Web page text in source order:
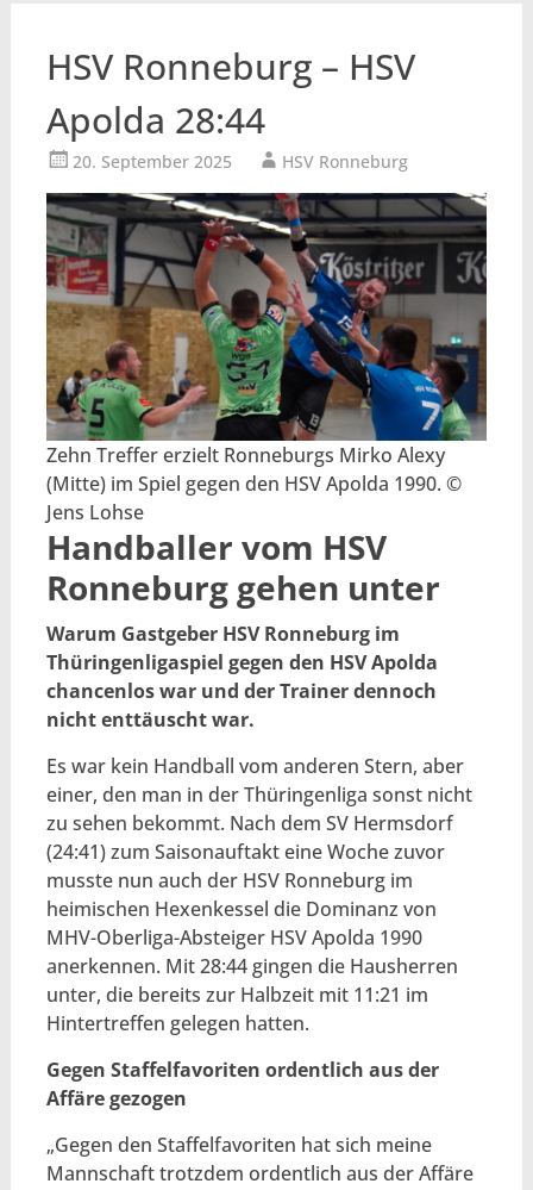
HSV Ronneburg – HSV
Apolda 28:44
20. September 2025 HSV Ronneburg
Zehn Treffer erzielt Ronneburgs Mirko Alexy
(Mitte) im Spiel gegen den HSV Apolda 1990. ©
Jens Lohse
Handballer vom HSV
Ronneburg gehen unter
Warum Gastgeber HSV Ronneburg im
Thüringenligaspiel gegen den HSV Apolda
chancenlos war und der Trainer dennoch
nicht enttäuscht war.
Es war kein Handball vom anderen Stern, aber
einer, den man in der Thüringenliga sonst nicht
zu sehen bekommt. Nach dem SV Hermsdorf
(24:41) zum Saisonauftakt eine Woche zuvor
musste nun auch der HSV Ronneburg im
heimischen Hexenkessel die Dominanz von
MHV-Oberliga-Absteiger HSV Apolda 1990
anerkennen. Mit 28:44 gingen die Hausherren
unter, die bereits zur Halbzeit mit 11:21 im
Hintertreffen gelegen hatten.
Gegen Staffelfavoriten ordentlich aus der
Affäre gezogen
„Gegen den Staffelfavoriten hat sich meine
Mannschaft trotzdem ordentlich aus der Affäre